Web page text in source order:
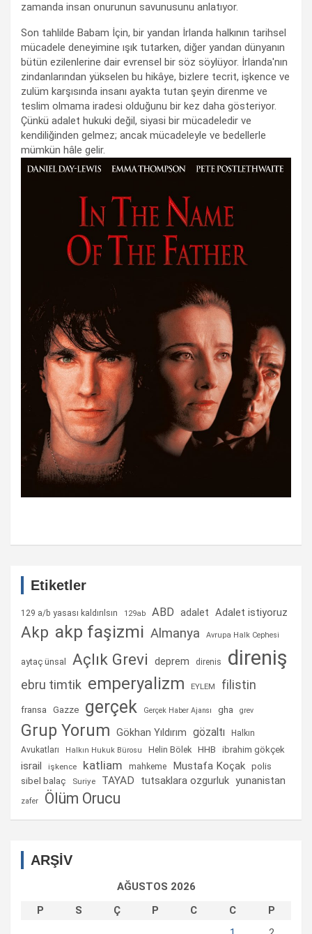
zamanda insan onurunun savunusunu anlatıyor.
Son tahlilde Babam İçin, bir yandan İrlanda halkının tarihsel
mücadele deneyimine ışık tutarken, diğer yandan dünyanın
bütün ezilenlerine dair evrensel bir söz söylüyor. İrlanda'nın
zindanlarından yükselen bu hikâye, bizlere tecrit, işkence ve
zulüm karşısında insanı ayakta tutan şeyin direnme ve
teslim olmama iradesi olduğunu bir kez daha gösteriyor.
Çünkü adalet hukuki değil, siyasi bir mücadeledir ve
kendiliğinden gelmez; ancak mücadeleyle ve bedellerle
mümkün hâle gelir.
Etiketler
129 a/b yasası kaldırılsın 129ab ABD adalet Adalet istiyoruz
Akp akp faşizmi Almanya Avrupa Halk Cephesi
aytaç ünsal Açlık Grevi deprem direnis direniş
ebru timtik emperyalizm EYLEM filistin
fransa Gazze gerçek Gerçek Haber Ajansı gha grev
Grup Yorum Gökhan Yıldırım gözaltı
Halkın
Avukatları
Halkın Hukuk Bürosu Helin Bölek HHB ibrahim gökçek
israil işkence katliam mahkeme Mustafa Koçak polis
sibel balaç Suriye TAYAD tutsaklara ozgurluk yunanistan
zafer Ölüm Orucu
ARŞİV
AĞUSTOS 2026
P
S Ç P C C
P